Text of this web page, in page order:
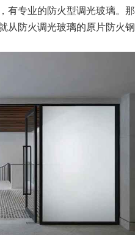
有专业的防火型调光玻璃。那
从防火调光玻璃的原片防火钢